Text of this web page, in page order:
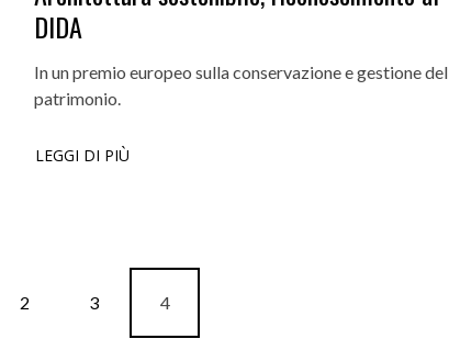
DIDA
In un premio europeo sulla conservazione e gestione del
patrimonio.
LEGGI DI PIÙ
2 3 4